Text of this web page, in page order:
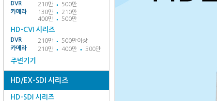
DVR 210만
500만
카메라
130만
210만
400만
500만
HD-CVI 시리즈
DVR 210만
500만이상
카메라
210만 400만 500만
주변기기
HD/EX-SDI 시리즈
HD-SDI 시리즈